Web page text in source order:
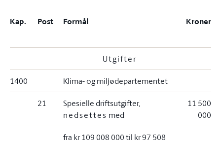
Kap. Post Formål Kroner
Utgifter
1400 Klima- og miljødepartementet
21
Spesielle driftsutgifter,
nedsettes med
11 500
000
fra kr 109 008 000 til kr 97 508